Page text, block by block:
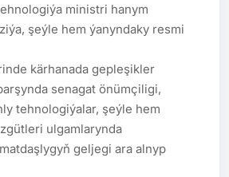
ministri hanym
şeýle hem ýanyndaky resmi
senagat önümçiligi,
tehnologiýalar, şeýle hem
ulgamlarynda
geljegi ara alnyp